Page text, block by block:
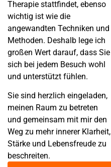
Therapie stattfindet, ebenso
wichtig ist wie die
angewandten Techniken und
Methoden. Deshalb lege ich
großen Wert darauf, dass Sie
sich bei jedem Besuch wohl
und unterstützt fühlen.
Sie sind herzlich eingeladen,
meinen Raum zu betreten
und gemeinsam mit mir den
Weg zu mehr innerer Klarheit,
Stärke und Lebensfreude zu
beschreiten.